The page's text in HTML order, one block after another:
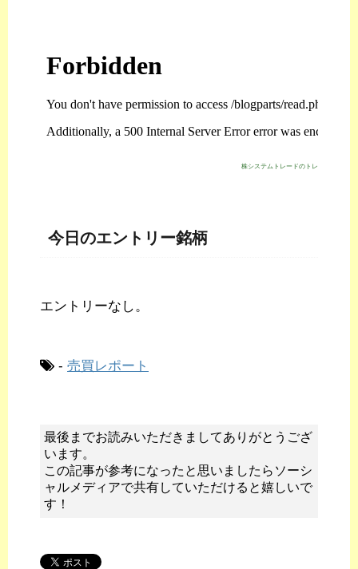
株システムトレードのトレジスタ・ス
今日のエントリー銘柄
エントリーなし。
- 売買レポート
最後までお読みいただきましてありがとうござ
います。
この記事が参考になったと思いましたらソーシ
ャルメディアで共有していただけると嬉しいで
す！